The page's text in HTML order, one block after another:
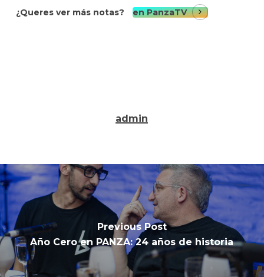
¿Queres ver más notas? en PanzaTV
admin
Previous Post
Año Cero en PANZA: 24 años de historia